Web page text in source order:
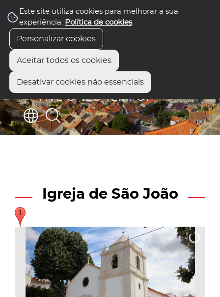
Este site utiliza cookies para melhorar a sua
experiência. Política de cookies.
Personalizar cookies
Aceitar todos os cookies
Desativar cookies não essenciais
Igreja de São João